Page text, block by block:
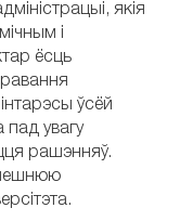
якія
і
ёсць
ўсёй
пад увагу
рашэнняў.